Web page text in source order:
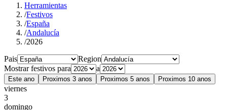
Herramientas
/Festivos
/España
/Andalucía
/2026
Pais
Region
Mostrar festivos para
a
Este ano Proximos 3 anos Proximos 5 anos Proximos 10 anos
viernes
3
domingo